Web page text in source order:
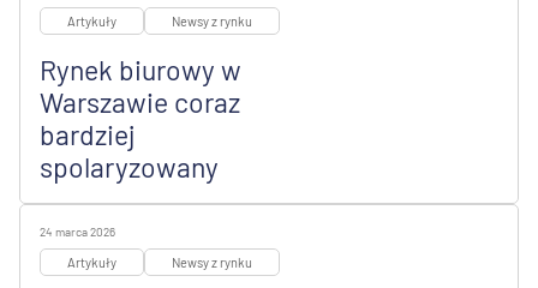
Artykuły Newsy z rynku
Rynek biurowy w
Warszawie coraz
bardziej
spolaryzowany
24 marca 2026
Artykuły Newsy z rynku